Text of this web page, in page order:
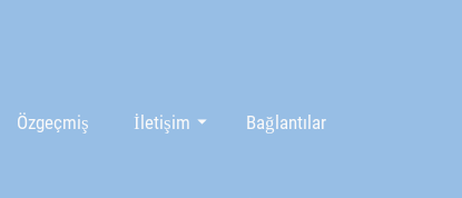
Özgeçmiş İletişim Bağlantılar